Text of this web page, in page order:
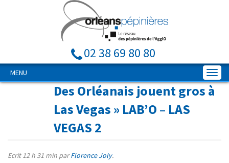
02 38 69 80 80
MENU
Des Orléanais jouent gros à
Las Vegas » LAB’O – LAS
VEGAS 2
Ecrit12 h 31 min parFlorence Joly.